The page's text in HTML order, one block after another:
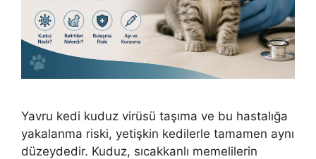
Yavru kedi kuduz virüsü taşıma ve bu hastalığa
yakalanma riski, yetişkin kedilerle tamamen aynı
düzeydedir. Kuduz, sıcakkanlı memelilerin